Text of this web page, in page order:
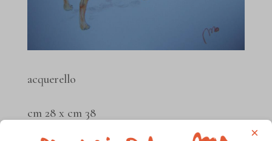
acquerello
cm 28 x cm 38
×